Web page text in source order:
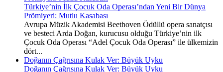
Türkiye’nin İlk Çocuk Oda Operası’ndan Yeni Bir Dünya
Prömiyeri: Mutlu Kasabası
Avrupa Müzik Akademisi Beethoven Ödüllü opera sanatçısı
ve besteci Arda Doğan, kurucusu olduğu Türkiye’nin ilk
Çocuk Oda Operası “Adel Çocuk Oda Operası” ile ülkemizin
dört...
Doğanın Çağrısına Kulak Ver: Büyük Uyku
Doğanın Çağrısına Kulak Ver: Büyük Uyku